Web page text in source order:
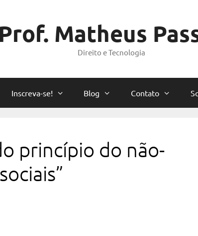
Prof. Matheus
Direito e Tecnologia
Inscreva-se! Blog Contato
princípio do não-